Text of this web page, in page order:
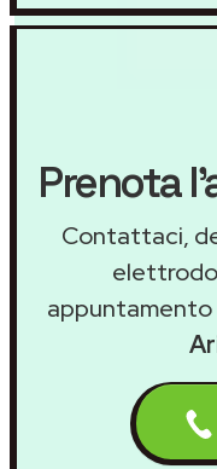
Prenota
Contattaci,
appuntamento